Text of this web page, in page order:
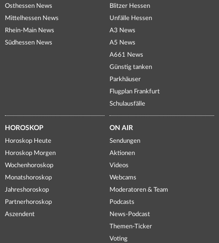
Osthessen News
Mittelhessen News
Rhein-Main News
Südhessen News
Blitzer Hessen
Unfälle Hessen
A3 News
A5 News
A661 News
Günstig tanken
Parkhäuser
Flugplan Frankfurt
Schulausfälle
HOROSKOP
Horoskop Heute
Horoskop Morgen
Wochenhoroskop
Monatshoroskop
Jahreshoroskop
Partnerhoroskop
Aszendent
ON AIR
Sendungen
Aktionen
Videos
Webcams
Moderatoren & Team
Podcasts
News-Podcast
Themen-Ticker
Voting